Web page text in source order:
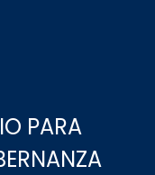
PARA